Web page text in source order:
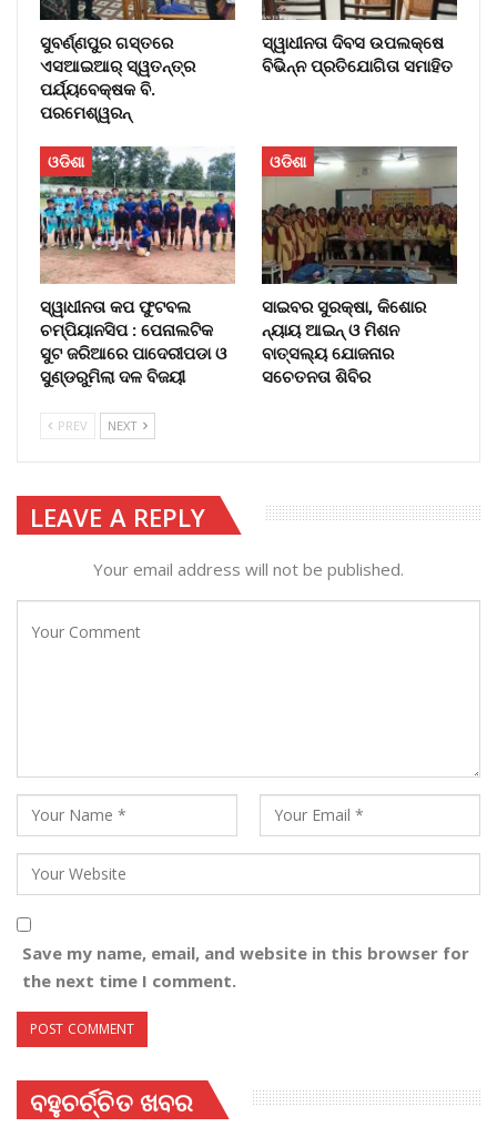
ସୁବର୍ଣ୍ଣପୁର ଗସ୍ତରେ
ଏସଆଇଆର୍ ସ୍ୱତନ୍ତ୍ର
ପର୍ଯ୍ୟବେକ୍ଷକ ବି.
ପରମେଶ୍ୱରନ୍
ସ୍ୱାଧୀନତା ଦିବସ ଉପଲକ୍ଷେ
ବିଭିନ୍ନ ପ୍ରତିଯୋଗିତା ସମାହିତ
ଓଡିଶା
ସ୍ୱାଧୀନତା କପ ଫୁଟବଲ
ଚମ୍ପିୟାନସିପ : ପେନାଲଟିକ
ସୁଟ ଜରିଆରେ ପାଦେରୀପଡା ଓ
ସୁଣ୍ଡରୁମିଲା ଦଳ ବିଜୟୀ
ଓଡିଶା
ସାଇବର ସୁରକ୍ଷା, କିଶୋର
ନ୍ୟାୟ ଆଇନ୍ ଓ ମିଶନ
ବାତ୍ସଲ୍ୟ ଯୋଜନାର
ସଚେତନତା ଶିବିର
PREV NEXT
LEAVE A REPLY
Your email address will not be published.
Save my name, email, and website in this browser for
the next time I comment.
ବହୁଚର୍ଚ୍ଚିତ ଖବର